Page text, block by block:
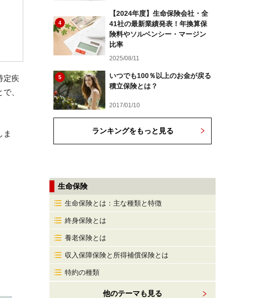
定疾
、
ま
4
【2024年度】生命保険会社・全
41社の最新業績発表！年換算保
険料やソルベンシー・マージン
比率
2025/08/11
5
いつでも100％以上のお金が戻る
積立保険とは？
2017/01/10
ランキングをもっと見る
生命保険
生命保険とは：主な種類と特徴
終身保険とは
養老保険とは
収入保障保険と所得補償保険とは
特約の種類
他のテーマも見る